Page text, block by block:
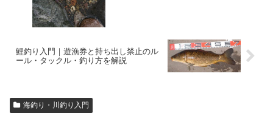
鯉釣り入門｜遊漁券と持ち出し禁止のル
ール・タックル・釣り方を解説
海釣り・川釣り入門